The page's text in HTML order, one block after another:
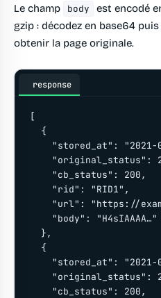
Le champ
body
est encodé
gzip : décodez en base64
obtenir la page originale.
response
[
  {
"stored_at":
"original_status":
    "cb_status": 200,
    "rid": "RID1",
"url": "https://
"body":
  },
  {
"stored_at":
"original_status":
    "cb_status": 200,